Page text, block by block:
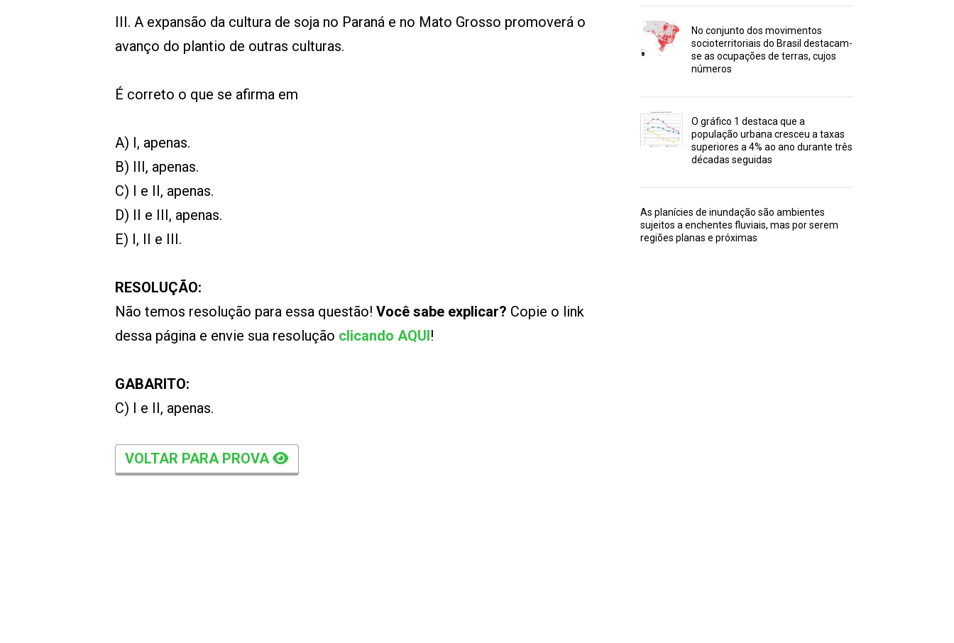
III. A expansão da cultura de soja no Paraná e no Mato Grosso promoverá o
avanço do plantio de outras culturas.
É correto o que se afirma em
A) I, apenas.
B) III, apenas.
C) I e II, apenas.
D) II e III, apenas.
E) I, II e III.
RESOLUÇÃO:
Não temos resolução para essa questão! Você sabe explicar? Copie o link
dessa página e envie sua resolução clicando AQUI!
GABARITO:
C) I e II, apenas.
VOLTAR PARA PROVA
No conjunto dos movimentos
socioterritoriais do Brasil destacam-
se as ocupações de terras, cujos
números
O gráfico 1 destaca que a
população urbana cresceu a taxas
superiores a 4% ao ano durante três
décadas seguidas
As planícies de inundação são ambientes
sujeitos a enchentes fluviais, mas por serem
regiões planas e próximas